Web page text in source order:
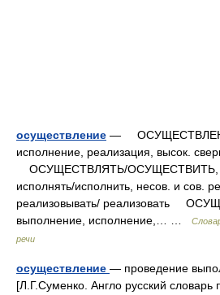
осуществление —
исполнение, реализация, высок.
ОСУЩЕСТВЛЯТЬ/ОСУЩЕСТВИТЬ,
исполнять/исполнить, несов. и сов.
реализовывать/ реализовать
выполнение, исполнение,… …
речи
осуществление — проведение
[Л.Г.Суменко. Англо русский